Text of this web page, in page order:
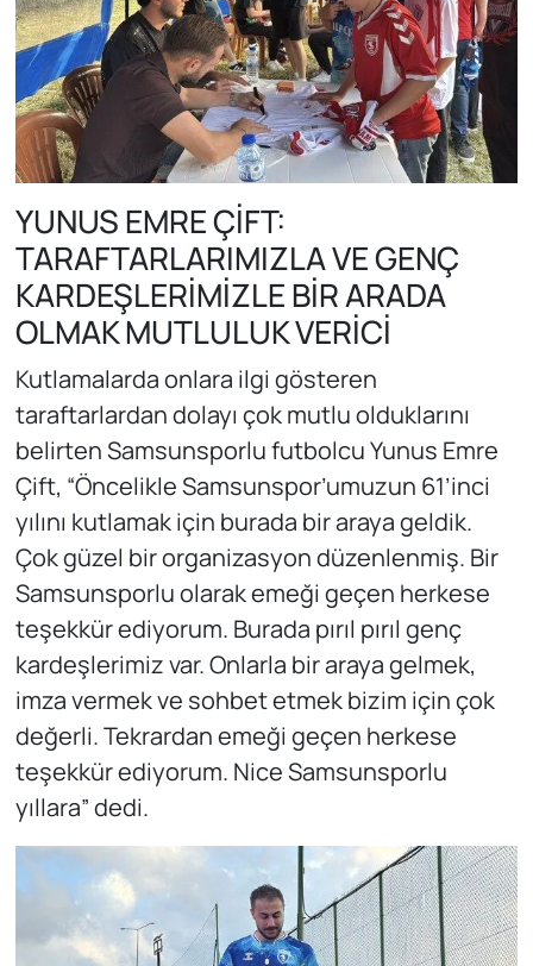
YUNUS EMRE ÇİFT:
TARAFTARLARIMIZLA VE GENÇ
KARDEŞLERİMİZLE BİR ARADA
OLMAK MUTLULUK VERİCİ
Kutlamalarda onlara ilgi gösteren
taraftarlardan dolayı çok mutlu olduklarını
belirten Samsunsporlu futbolcu Yunus Emre
Çift, “Öncelikle Samsunspor’umuzun 61’inci
yılını kutlamak için burada bir araya geldik.
Çok güzel bir organizasyon düzenlenmiş. Bir
Samsunsporlu olarak emeği geçen herkese
teşekkür ediyorum. Burada pırıl pırıl genç
kardeşlerimiz var. Onlarla bir araya gelmek,
imza vermek ve sohbet etmek bizim için çok
değerli. Tekrardan emeği geçen herkese
teşekkür ediyorum. Nice Samsunsporlu
yıllara” dedi.